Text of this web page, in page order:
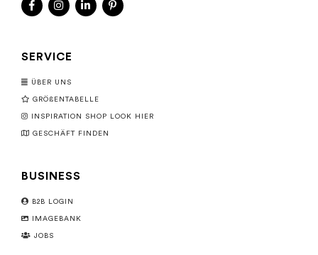
SERVICE
ÜBER UNS
GRÖßENTABELLE
INSPIRATION SHOP LOOK HIER
GESCHÄFT FINDEN
BUSINESS
B2B LOGIN
IMAGEBANK
JOBS